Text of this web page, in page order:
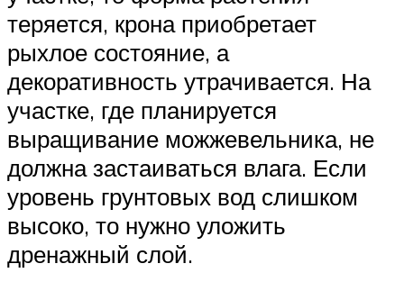
теряется, крона приобретает
рыхлое состояние, а
декоративность утрачивается. На
участке, где планируется
выращивание можжевельника, не
должна застаиваться влага. Если
уровень грунтовых вод слишком
высоко, то нужно уложить
дренажный слой.